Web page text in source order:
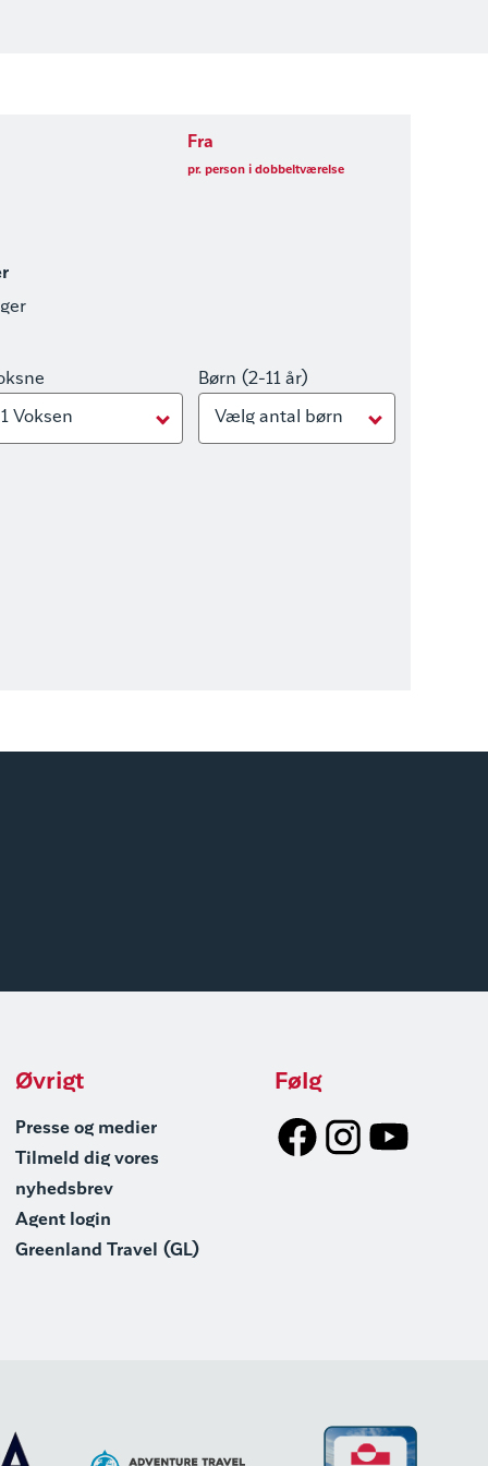
Fra
pr. person i dobbeltværelse
1 Voksen
Børn (2-11 år)
Vælg antal børn
Øvrigt
Presse og medier
Tilmeld dig vores
nyhedsbrev
Agent login
Greenland Travel (GL)
Følg